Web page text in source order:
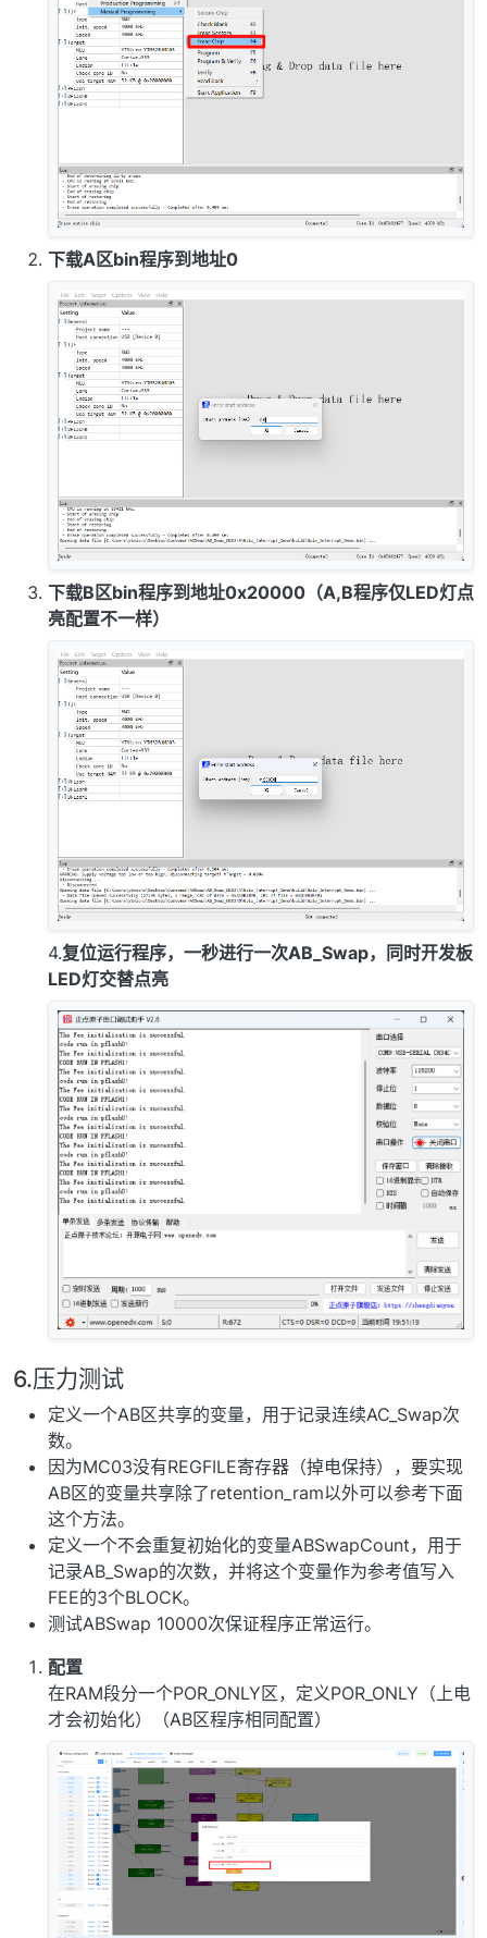
下载A区bin程序到地址0
下载B区bin程序到地址0x20000（A,B程序仅LED灯点
亮配置不一样）
4.复位运行程序，一秒进行一次AB_Swap，同时开发板
LED灯交替点亮
6.压力测试
定义一个AB区共享的变量，用于记录连续AC_Swap次
数。
因为MC03没有REGFILE寄存器（掉电保持），要实现
AB区的变量共享除了retention_ram以外可以参考下面
这个方法。
定义一个不会重复初始化的变量ABSwapCount，用于
记录AB_Swap的次数，并将这个变量作为参考值写入
FEE的3个BLOCK。
测试ABSwap 10000次保证程序正常运行。
配置
在RAM段分一个POR_ONLY区，定义POR_ONLY（上电
才会初始化）（AB区程序相同配置）